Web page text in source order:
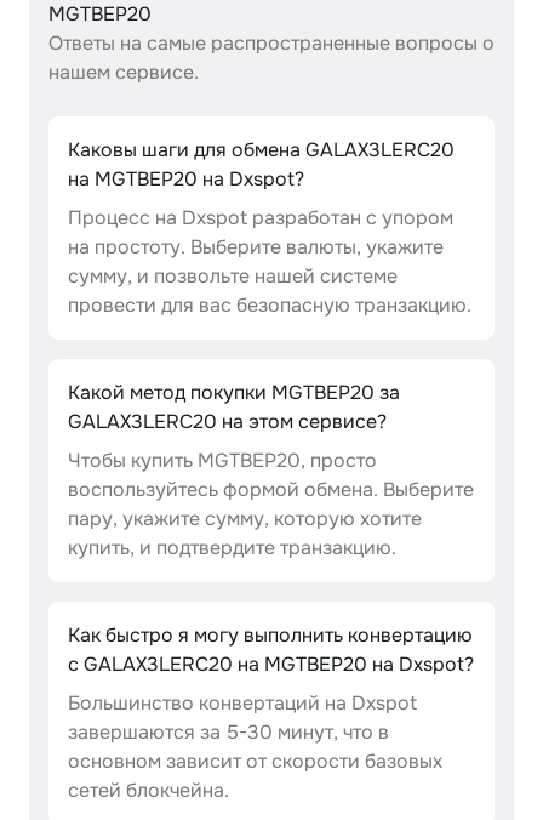
MGTBEP20
Ответы на самые распространенные вопросы о
нашем сервисе.
Каковы шаги для обмена GALAX3LERC20
на MGTBEP20 на Dxspot?
Процесс на Dxspot разработан с упором
на простоту. Выберите валюты, укажите
сумму, и позвольте нашей системе
провести для вас безопасную транзакцию.
Какой метод покупки MGTBEP20 за
GALAX3LERC20 на этом сервисе?
Чтобы купить MGTBEP20, просто
воспользуйтесь формой обмена. Выберите
пару, укажите сумму, которую хотите
купить, и подтвердите транзакцию.
Как быстро я могу выполнить конвертацию
с GALAX3LERC20 на MGTBEP20 на Dxspot?
Большинство конвертаций на Dxspot
завершаются за 5-30 минут, что в
основном зависит от скорости базовых
сетей блокчейна.